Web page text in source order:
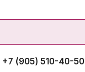
+7 (905) 510-40-50